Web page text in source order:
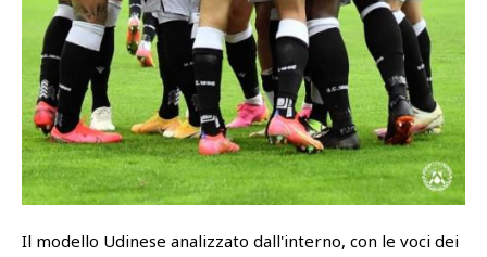
Il modello Udinese analizzato dall'interno, con le voci dei